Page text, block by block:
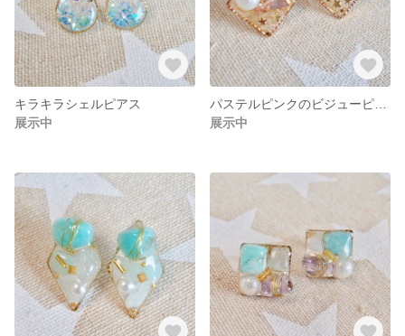
キラキラシェルピアス
展示中
展示中